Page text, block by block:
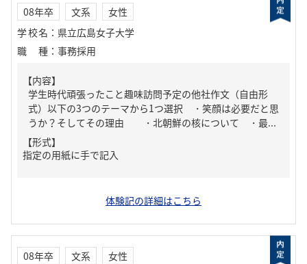
08年卒 文系
女性
学校名 ： 県立広島女子大学
職種 ： 事務採用
【内容】
学生時代頑張ったこと趣味訪問予定の他社作文（自由形
式）以下の3つのテーマから1つ選択 ・笑顔は必要だと思
うか？そしてその理由 ・北朝鮮の核について ・最...
【形式】
指定の用紙に手で記入
体験記の詳細はこちら
08年卒 文系
女性